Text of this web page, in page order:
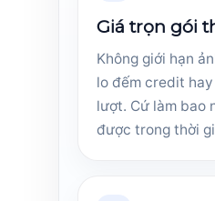
Giá trọn gói
Không giới hạn
lo đếm credit
lượt. Cứ làm bao
được trong thời